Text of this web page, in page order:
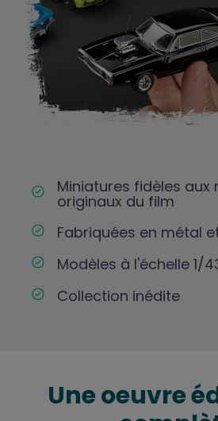
Miniatures fidèles aux
originaux du film
Fabriquées en métal
Modèles à l'échelle 1/
Collection inédite
Une oeuvre